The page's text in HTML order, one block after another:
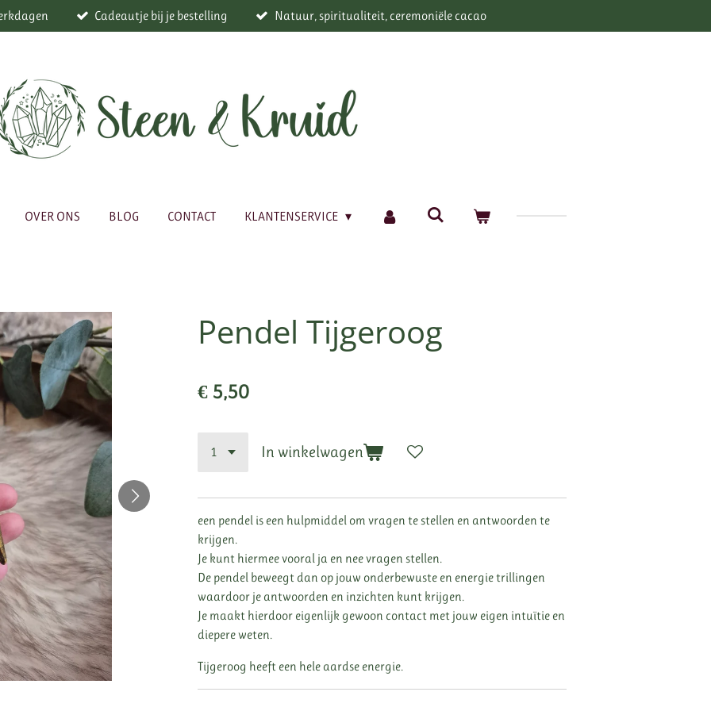
Cadeautje bij je bestelling Natuur, spiritualiteit, ceremoniële cacao
OVER ONS BLOG CONTACT KLANTENSERVICE
Pendel Tijgeroog
€ 5,50
In winkelwagen
een pendel is een hulpmiddel om vragen te stellen en antwoorden te
krijgen.
Je kunt hiermee vooral ja en nee vragen stellen.
De pendel beweegt dan op jouw onderbewuste en energie trillingen
waardoor je antwoorden en inzichten kunt krijgen.
Je maakt hierdoor eigenlijk gewoon contact met jouw eigen intuïtie en
diepere weten.
Tijgeroog heeft een hele aardse energie.